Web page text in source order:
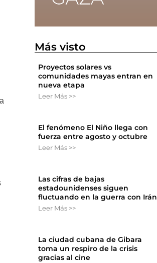
Más visto
Proyectos solares vs
comunidades mayas entran en
nueva etapa
Leer Más >>
El fenómeno El Niño llega con
fuerza entre agosto y octubre
Leer Más >>
Las cifras de bajas
estadounidenses siguen
fluctuando en la guerra con Irán
Leer Más >>
La ciudad cubana de Gibara
toma un respiro de la crisis
gracias al cine